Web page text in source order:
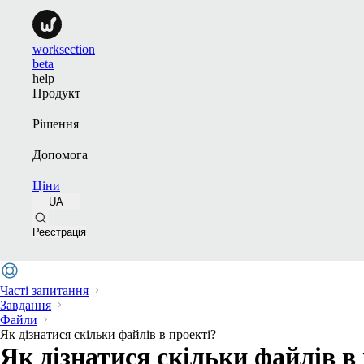
worksection
beta
help
Продукт
Рішення
Допомога
Ціни
UA
Реєстрація
Часті запитання
Завдання
Файли
Як дізнатися скільки файлів в проекті?
Як дізнатися скільки файлів в